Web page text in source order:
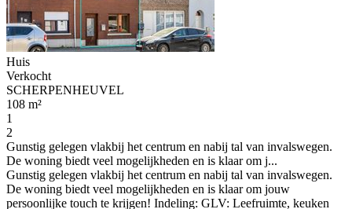
Huis
Verkocht
SCHERPENHEUVEL
108 m²
1
2
Gunstig gelegen vlakbij het centrum en nabij tal van invalswegen.
De woning biedt veel mogelijkheden en is klaar om j...
Gunstig gelegen vlakbij het centrum en nabij tal van invalswegen.
De woning biedt veel mogelijkheden en is klaar om jouw
persoonlijke touch te krijgen! Indeling: GLV: Leefruimte, keuken